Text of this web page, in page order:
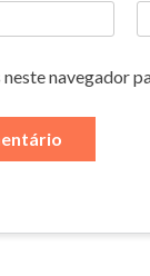
neste navegador